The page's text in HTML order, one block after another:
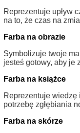
Reprezentuje upływ
na to, że czas na
Farba na obrazie
Symbolizuje twoje
jesteś gotowy, aby je
Farba na książce
Reprezentuje wiedzę
potrzebę zgłębiania
Farba na skórze